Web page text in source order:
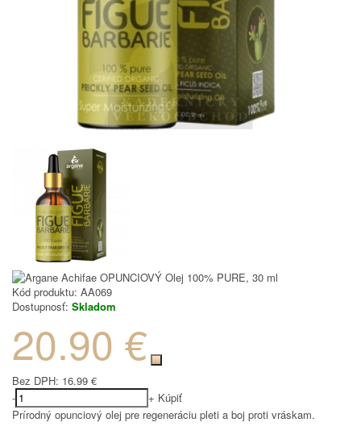
Kód produktu: AA069
Dostupnosť: Skladom
20.90 €
Bez DPH: 16.99 €
-
+ Kúpiť
Prírodný opunciový olej pre regeneráciu pleti a boj proti vráskam.